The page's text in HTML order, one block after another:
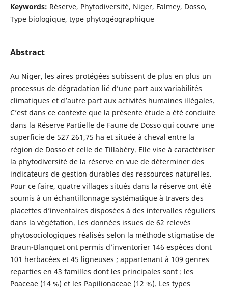
Keywords: Réserve, Phytodiversité, Niger, Falmey, Dosso,
Type biologique, type phytogéographique
Abstract
Au Niger, les aires protégées subissent de plus en plus un
processus de dégradation lié d’une part aux variabilités
climatiques et d’autre part aux activités humaines illégales.
C’est dans ce contexte que la présente étude a été conduite
dans la Réserve Partielle de Faune de Dosso qui couvre une
superficie de 527 261,75 ha et située à cheval entre la
région de Dosso et celle de Tillabéry. Elle vise à caractériser
la phytodiversité de la réserve en vue de déterminer des
indicateurs de gestion durables des ressources naturelles.
Pour ce faire, quatre villages situés dans la réserve ont été
soumis à un échantillonnage systématique à travers des
placettes d’inventaires disposées à des intervalles réguliers
dans la végétation. Les données issues de 62 relevés
phytosociologiques réalisés selon la méthode stigmatise de
Braun-Blanquet ont permis d’inventorier 146 espèces dont
101 herbacées et 45 ligneuses ; appartenant à 109 genres
reparties en 43 familles dont les principales sont : les
Poaceae (14 %) et les Papilionaceae (12 %). Les types